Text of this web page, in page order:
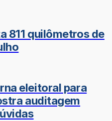
811 quilômetros de
eleitoral para
auditagem